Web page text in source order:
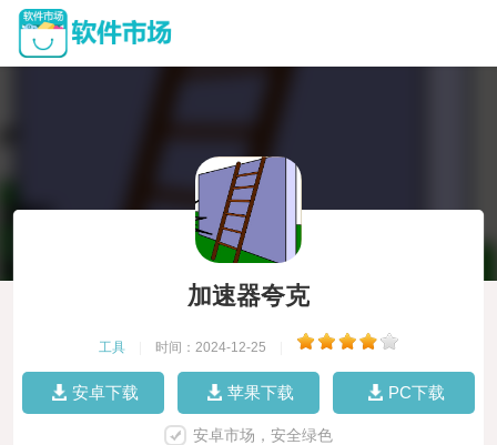
加速器夸克
工具 时间：2024-12-25
安卓下载 苹果下载 PC下载
安卓市场，安全绿色